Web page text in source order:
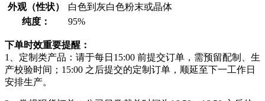
外观（性状）
白色到灰白色粉末或晶体
纯度：
95%
下单时效重要提醒：
1、定制类产品：请于每日15:00 前提交订单，需预留配制、生
产校验时间；15:00 之后提交的定制订单，顺延至下一工作日
安排生产。